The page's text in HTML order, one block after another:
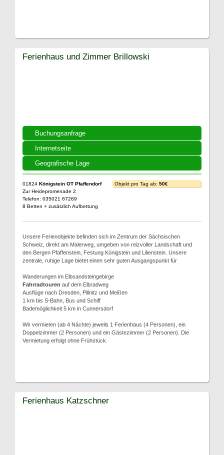
Buchungsanfrage
Internetseite
Geografische Lage
Ferienhaus und Zimmer Brillowski
01824 Königstein OT Pfaffendorf
Zur Heidepromenade 2
Telefon: 035021 67269
8 Betten + zusätzlich Aufbettung
Objekt pro Tag ab: 50€
Unsere Ferienobjekte befinden sich im Zentrum der Sächsischen
Schweiz, direkt am Malerweg, umgeben von reizvoller Landschaft und
den Bergen Pfaffenstein, Festung Königstein und Lilienstein. Unsere
zentrale, ruhige Lage bietet einen sehr guten Ausgangspunkt für
Wanderungen im Elbsandsteingebirge
Fahrradtouren auf dem Elbradweg
Ausflüge nach Dresden, Pillnitz und Meißen
1 km bis S-Bahn, Bus und Schiff
Bademöglichkeit 5 km in Cunnersdorf
Wir vermieten (ab 4 Nächte) jeweils 1 Ferienhaus (4 Personen), ein
Doppelzimmer (2 Personen) und ein Gästezimmer (2 Personen). Die
Vermietung erfolgt ohne Frühstück.
Ferienhaus Katzschner